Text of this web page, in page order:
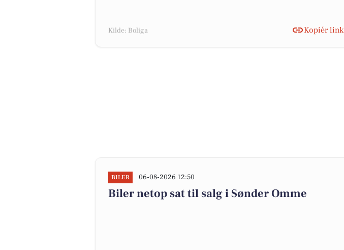
Kilde: Boliga Kopiér link
BILER 06-08-2026 12:50
Biler netop sat til salg i Sønder Omme